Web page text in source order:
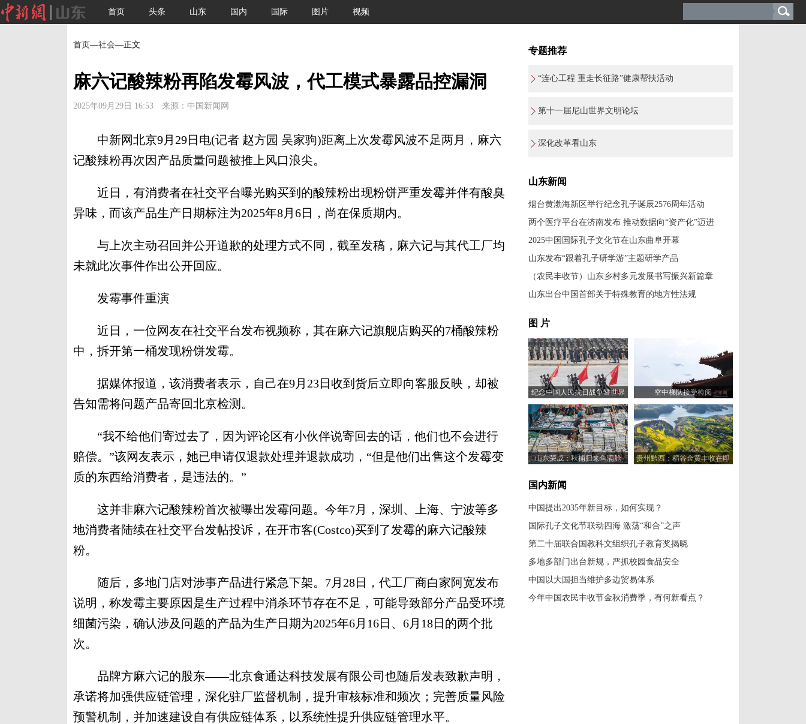
首页 头条 山东 国内 国际 图片 视频
首页—社会—正文
麻六记酸辣粉再陷发霉风波，代工模式暴露品控漏洞
2025年09月29日 16:53 来源：中国新闻网
中新网北京9月29日电(记者 赵方园 吴家驹)距离上次发霉风波不足两月，麻六
记酸辣粉再次因产品质量问题被推上风口浪尖。
近日，有消费者在社交平台曝光购买到的酸辣粉出现粉饼严重发霉并伴有酸臭
异味，而该产品生产日期标注为2025年8月6日，尚在保质期内。
与上次主动召回并公开道歉的处理方式不同，截至发稿，麻六记与其代工厂均
未就此次事件作出公开回应。
发霉事件重演
近日，一位网友在社交平台发布视频称，其在麻六记旗舰店购买的7桶酸辣粉
中，拆开第一桶发现粉饼发霉。
据媒体报道，该消费者表示，自己在9月23日收到货后立即向客服反映，却被
告知需将问题产品寄回北京检测。
“我不给他们寄过去了，因为评论区有小伙伴说寄回去的话，他们也不会进行
赔偿。”该网友表示，她已申请仅退款处理并退款成功，“但是他们出售这个发霉变
质的东西给消费者，是违法的。”
这并非麻六记酸辣粉首次被曝出发霉问题。今年7月，深圳、上海、宁波等多
地消费者陆续在社交平台发帖投诉，在开市客(Costco)买到了发霉的麻六记酸辣
粉。
随后，多地门店对涉事产品进行紧急下架。7月28日，代工厂商白家阿宽发布
说明，称发霉主要原因是生产过程中消杀环节存在不足，可能导致部分产品受环境
细菌污染，确认涉及问题的产品为生产日期为2025年6月16日、6月18日的两个批
次。
品牌方麻六记的股东——北京食通达科技发展有限公司也随后发表致歉声明，
承诺将加强供应链管理，深化驻厂监督机制，提升审核标准和频次；完善质量风险
预警机制，并加速建设自有供应链体系，以系统性提升供应链管理水平。
专题推荐
“连心工程 重走长征路”健康帮扶活动
第十一届尼山世界文明论坛
深化改革看山东
山东新闻
烟台黄渤海新区举行纪念孔子诞辰2576周年活动
两个医疗平台在济南发布 推动数据向“资产化”迈进
2025中国国际孔子文化节在山东曲阜开幕
山东发布“跟着孔子研学游”主题研学产品
（农民丰收节）山东乡村多元发展书写振兴新篇章
山东出台中国首部关于特殊教育的地方性法规
图 片
纪念中国人民抗日战争暨世界
反法西斯战争胜利80周年大会
举行
空中梯队接受检阅
山东荣成：秋捕归来鱼满舱 贵州黔西：稻谷金黄丰收在即
国内新闻
中国提出2035年新目标，如何实现？
国际孔子文化节联动四海 激荡“和合”之声
第二十届联合国教科文组织孔子教育奖揭晓
多地多部门出台新规，严抓校园食品安全
中国以大国担当维护多边贸易体系
今年中国农民丰收节金秋消费季，有何新看点？